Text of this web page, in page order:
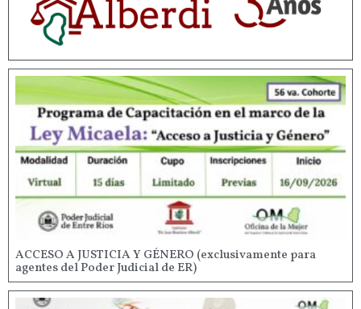
ACCESO A JUSTICIA Y GÉNERO (exclusivamente para
agentes del Poder Judicial de ER)